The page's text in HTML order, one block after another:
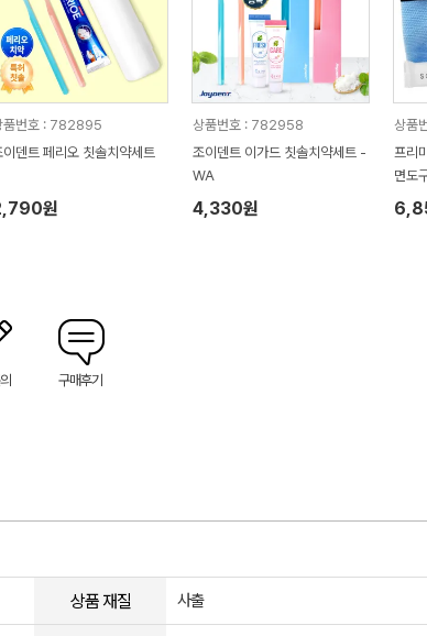
품번호 : 782895
이덴트 페리오 칫솔치약세트
원
상품번호 : 782958
조이덴트 이가드 칫솔치약세트 -
WA
4,330원
상품
프리
면도
구매후기
상품 재질 사출